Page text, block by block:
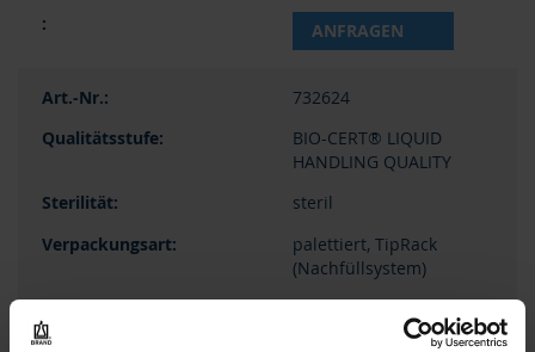
ANFRAGEN
732624
BIO-CERT® LIQUID
HANDLING QUALITY
steril
palettiert, TipRack
(Nachfüllsystem)